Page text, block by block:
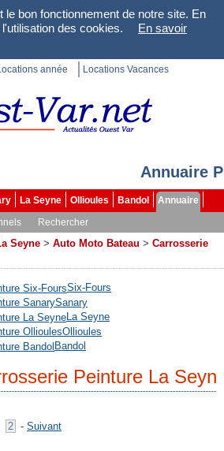
le bon fonctionnement de notre site. En
des cookies.
En savoir
année Locations Vacances
Annuaire
La Seyne Ollioules Bandol
Annuaire
Rechercher
Seyne > Auto Moto Bateau > Carrosserie
Six-Fours
Sanary
La Seyne
Ollioules
Bandol
Peinture La
2 - Suivant